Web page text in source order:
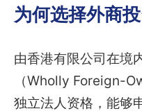
为何选择外商
由香港有限公司在境
（Wholly Foreign-
独立法人资格，能够